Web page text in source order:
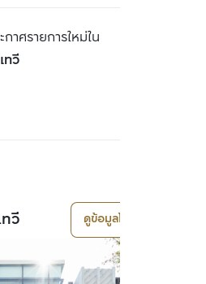
าศรายการใหม่ใน
ทวี
วี ดูข้อมูลโครงการ